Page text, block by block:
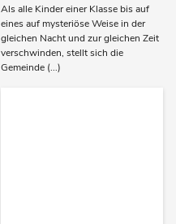
Als alle Kinder einer Klasse bis auf
eines auf mysteriöse Weise in der
gleichen Nacht und zur gleichen Zeit
verschwinden, stellt sich die
Gemeinde (...)